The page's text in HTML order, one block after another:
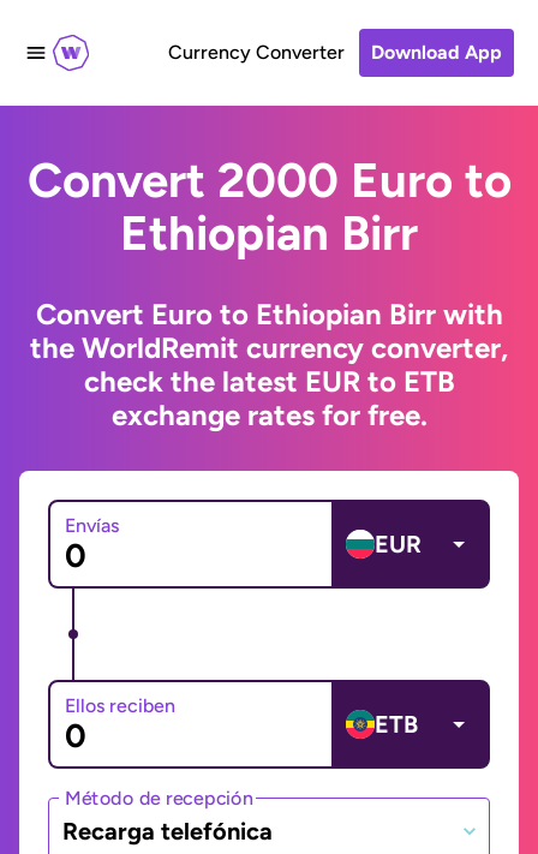
Currency Converter Download App
Convert 2000 Euro to
Ethiopian Birr
Convert Euro to Ethiopian Birr with
the WorldRemit currency converter,
check the latest EUR to ETB
exchange rates for free.
Envías
EUR
Ellos reciben
ETB
Método de recepción
Recarga telefónica